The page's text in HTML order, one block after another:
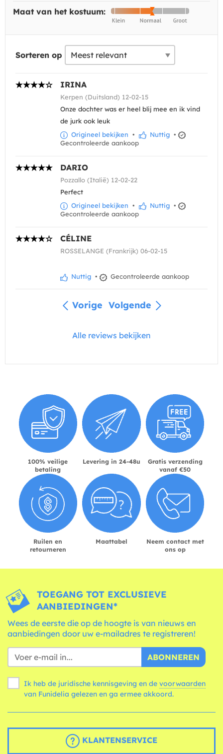
Maat van het kostuum:
Sorteren op
IRINA
Kerpen (Duitsland) 12-02-15
Onze dochter was er heel blij mee en ik vind
de jurk ook leuk
Origineel bekijken • Nuttig •
Gecontroleerde aankoop
DARIO
Pozzallo (Italië) 12-02-22
Perfect
Origineel bekijken • Nuttig •
Gecontroleerde aankoop
CÉLINE
ROSSELANGE (Frankrijk) 06-02-15
Nuttig • Gecontroleerde aankoop
Vorige Volgende
Alle reviews bekijken
100% veilige
betaling
Levering in 24-48u
Gratis verzending
vanaf €50
Ruilen en
retourneren
Maattabel
Neem contact met
ons op
TOEGANG TOT EXCLUSIEVE
AANBIEDINGEN*
Wees de eerste die op de hoogte is van nieuws en
aanbiedingen door uw e-mailadres te registreren!
ABONNEREN
Ik heb de juridische kennisgeving en de voorwaarden
van Funidelia gelezen en ga ermee akkoord.
KLANTENSERVICE